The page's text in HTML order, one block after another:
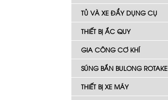
TỦ VÀ XE ĐẨY DỤNG CỤ
THIẾT BỊ ẮC QUY
GIA CÔNG CƠ KHÍ
SÚNG BẮN BULONG ROTAKE
THIẾT BỊ XE MÁY